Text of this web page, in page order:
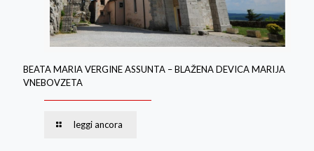
BEATA MARIA VERGINE ASSUNTA – BLAŽENA DEVICA MARIJA
VNEBOVZETA
leggi ancora